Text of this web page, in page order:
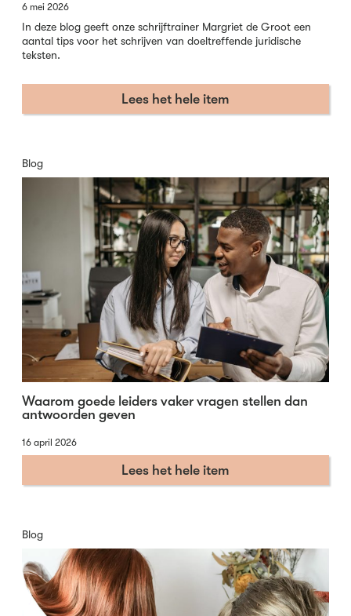
6 mei 2026
In deze blog geeft onze schrijftrainer Margriet de Groot een
aantal tips voor het schrijven van doeltreffende juridische
teksten.
Lees het hele item
Blog
Waarom goede leiders vaker vragen stellen dan
antwoorden geven
16 april 2026
Lees het hele item
Blog